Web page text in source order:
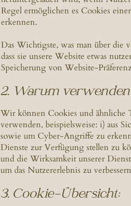
Regel ermöglichen es Cookies
erkennen.
Das Wichtigste, was man über die
dass sie unsere Website etwas
Speicherung von Website-
2. Warum
Wir können Cookies und ähnliche
verwenden, beispielsweise: i) aus
sowie um Cyber-Angriffe zu
Dienste zur Verfügung stellen zu
und die Wirksamkeit unserer
um das Nutzererlebnis zu
3. Cookie-Übersicht: